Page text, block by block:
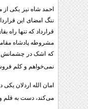
احمد شاه نیز یکی
ننگ امضای این
قرارداد که تنها
مشروطه پادشاه
که اشک در چشمانش
نمی‌خواهم و کلم
می‌کند، دست به قلم